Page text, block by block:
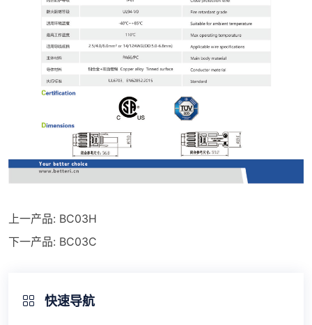
快速导航
上一产品: BC03H
下一产品: BC03C